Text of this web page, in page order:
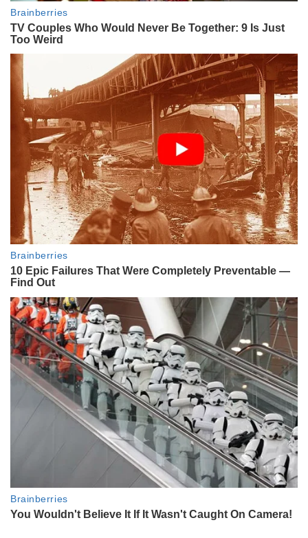
La sentida despedida de los
famosos al Indio Solari: de Skay
Natalia Oreiro
ENTRETENIMIENTO
El papá de Gaspi rompió el silencio
y apuntó a una fuerte teoría
sobre la muerte del youtuber
ENTRETENIMIENTO
"Me dieron tres puntos": Emiliano
Pinson contó detalles del
accidente que sufrió en medio de
su tratamiento contra el
Parkinson en España
ACTUALIDAD
anestesista Alejandro Zalazar:
cámaras de seguridad, un chat
propofol
ENTRETENIMIENTO
La desgarradora carta del hijo de
Ernestina Pais a casi un mes de su
trágica muerte: "Te cuido aunque
ya no estés"
ENTRETENIMIENTO
El dolor de Solita Silveyra por la
muerte de Luis Brandoni: “Sos el
último de los grandes en irse”
ENTRETENIMIENTO
Qué pasó realmente en el recital
de Fito Páez que generó